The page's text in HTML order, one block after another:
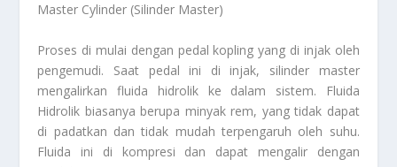
Master Cylinder (Silinder Master)
Proses di mulai dengan pedal kopling yang di injak oleh
pengemudi. Saat pedal ini di injak, silinder master
mengalirkan fluida hidrolik ke dalam sistem. Fluida
Hidrolik biasanya berupa minyak rem, yang tidak dapat
di padatkan dan tidak mudah terpengaruh oleh suhu.
Fluida ini di kompresi dan dapat mengalir dengan